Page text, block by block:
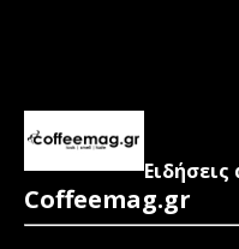
Coffeemag.gr